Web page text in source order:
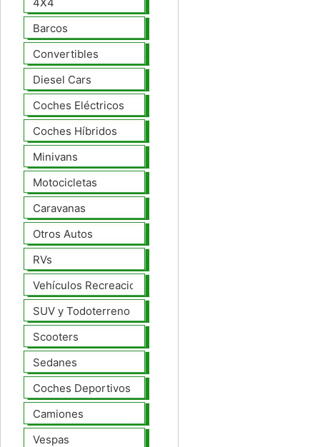
Barcos
Convertibles
Diesel Cars
Coches Eléctricos
Coches Híbridos
Minivans
Motocicletas
Caravanas
Otros Autos
RVs
Vehículos Recreacionales
SUV y Todoterreno
Scooters
Sedanes
Coches Deportivos
Camiones
Vespas